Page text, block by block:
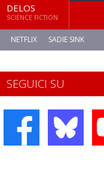
DELOS
SCIENCE FICTION
NETFLIX SADIE SINK
SEGUICI SU